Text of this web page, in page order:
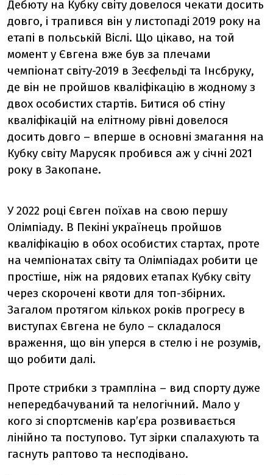
Дебюту на Кубку світу довелося чекати досить
довго, і трапився він у листопаді 2019 року на
етапі в польській Віслі. Що цікаво, на той
момент у Євгена вже був за плечами
чемпіонат світу-2019 в Зеєфельді та Інсбруку,
де він не пройшов кваліфікацію в жодному з
двох особистих стартів. Битися об стіну
кваліфікацій на елітному рівні довелося
досить довго – вперше в основні змагання на
Кубку світу Марусяк пробився аж у січні 2021
року в Закопане.
У 2022 році Євген поїхав на свою першу
Олімпіаду. В Пекіні українець пройшов
кваліфікацію в обох особистих стартах, проте
на чемпіонатах світу та Олімпіадах робити це
простіше, ніж на рядових етапах Кубку світу
через скорочені квоти для топ-збірних.
Загалом протягом кількох років прогресу в
виступах Євгена не було – складалося
враження, що він уперся в стелю і не розумів,
що робити далі.
Проте стрибки з трампліна – вид спорту дуже
непередбачуваний та нелогічний. Мало у
кого зі спортсменів кар’єра розвивається
лінійно та поступово. Тут зірки спалахують та
гаснуть раптово та несподівано.